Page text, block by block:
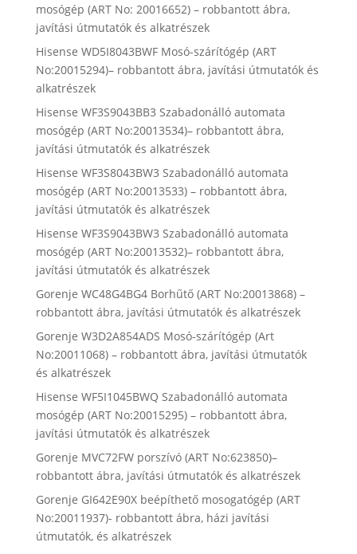
mosógép (ART No: 20016652) – robbantott ábra,
javítási útmutatók és alkatrészek
Hisense WD5I8043BWF Mosó-szárítógép (ART
No:20015294)– robbantott ábra, javítási útmutatók és
alkatrészek
Hisense WF3S9043BB3 Szabadonálló automata
mosógép (ART No:20013534)– robbantott ábra,
javítási útmutatók és alkatrészek
Hisense WF3S8043BW3 Szabadonálló automata
mosógép (ART No:20013533) – robbantott ábra,
javítási útmutatók és alkatrészek
Hisense WF3S9043BW3 Szabadonálló automata
mosógép (ART No:20013532)– robbantott ábra,
javítási útmutatók és alkatrészek
Gorenje WC48G4BG4 Borhűtő (ART No:20013868) –
robbantott ábra, javítási útmutatók és alkatrészek
Gorenje W3D2A854ADS Mosó-szárítógép (Art
No:20011068) – robbantott ábra, javítási útmutatók
és alkatrészek
Hisense WF5I1045BWQ Szabadonálló automata
mosógép (ART No:20015295) – robbantott ábra,
javítási útmutatók és alkatrészek
Gorenje MVC72FW porszívó (ART No:623850)–
robbantott ábra, javítási útmutatók és alkatrészek
Gorenje GI642E90X beépíthető mosogatógép (ART
No:20011937)- robbantott ábra, házi javítási
útmutatók, és alkatrészek